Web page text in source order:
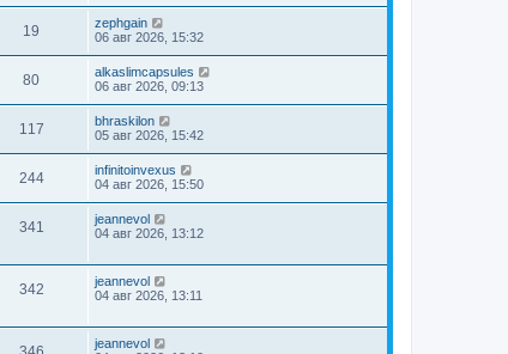
19
zephgain
06 авг 2026, 15:32
80
alkaslimcapsules
06 авг 2026, 09:13
117
bhraskilon
05 авг 2026, 15:42
244
infinitoinvexus
04 авг 2026, 15:50
341
jeannevol
04 авг 2026, 13:12
342
jeannevol
04 авг 2026, 13:11
jeannevol